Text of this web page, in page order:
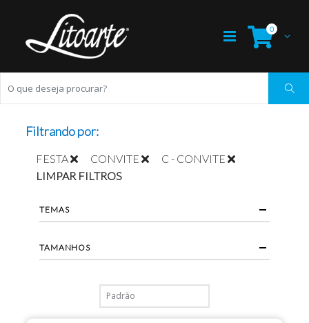
0
Filtrando por:
FESTA CONVITE
C - CONVITE
LIMPAR FILTROS
TEMAS
TAMANHOS